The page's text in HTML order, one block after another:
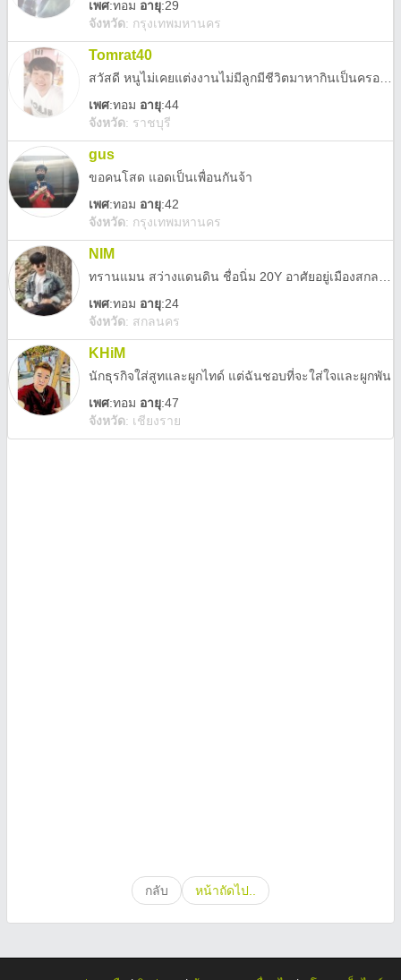
เพศ:ทอม อายุ:29
จังหวัด: กรุงเทพมหานคร
Tomrat40
เพศ:ทอม อายุ:44
จังหวัด: ราชบุรี
gus
ขอคนโสด แอดเป็นเพื่อนกันจ้า
เพศ:ทอม อายุ:42
จังหวัด: กรุงเทพมหานคร
NIM
เพศ:ทอม อายุ:24
จังหวัด: สกลนคร
KHiM
นักธุรกิจใส่สูทและผูกไทด์ แต่ฉันชอบที่จะใส่ใจและผูกพัน
เพศ:ทอม อายุ:47
จังหวัด: เชียงราย
กลับ หน้าถัดไป..